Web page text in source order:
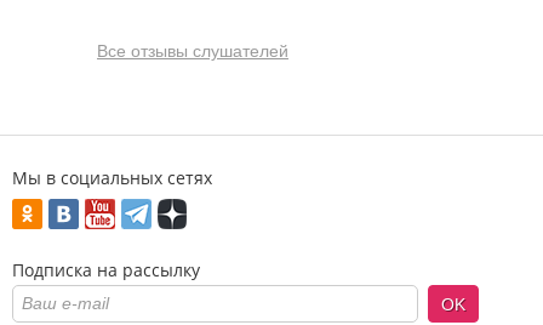
Все отзывы слушателей
Мы в социальных сетях
Подписка на рассылку
OK